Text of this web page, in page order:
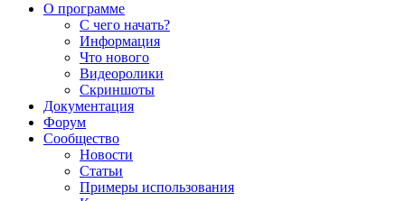
О программе
С чего начать?
Информация
Что нового
Видеоролики
Скриншоты
Документация
Форум
Сообщество
Новости
Статьи
Примеры использования